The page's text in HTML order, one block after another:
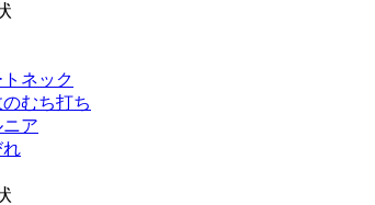
ネック
むち打ち
ア
れ